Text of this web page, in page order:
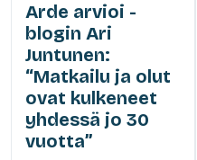
Arde arvioi -
blogin Ari
Juntunen:
“Matkailu ja olut
ovat kulkeneet
yhdessä jo 30
vuotta”